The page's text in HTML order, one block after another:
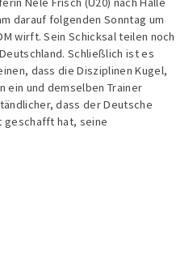
darauf folgenden Sonntag um
wirft. Sein Schicksal teilen noch
Schließlich ist es
dass die Disziplinen Kugel,
ein und demselben Trainer
dass der Deutsche
geschafft hat, seine